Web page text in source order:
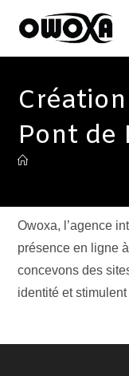
Pont de
Owoxa, l’agence
présence en ligne
concevons des
identité et